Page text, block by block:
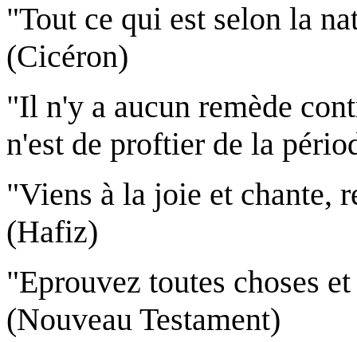
"Tout ce qui est selon la
(Cicéron)
"Il n'y a aucun remède
n'est de proftier de la
"Viens à la joie et chante,
(Hafiz)
"Eprouvez toutes choses
(Nouveau Testament)